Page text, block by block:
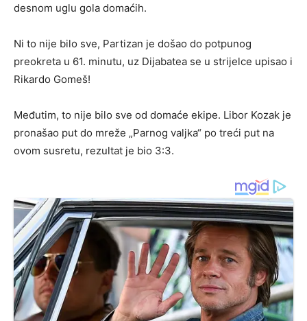
desnom uglu gola domaćih.
Ni to nije bilo sve, Partizan je došao do potpunog
preokreta u 61. minutu, uz Dijabatea se u strijelce upisao i
Rikardo Gomeš!
Međutim, to nije bilo sve od domaće ekipe. Libor Kozak je
pronašao put do mreže „Parnog valjka“ po treći put na
ovom susretu, rezultat je bio 3:3.